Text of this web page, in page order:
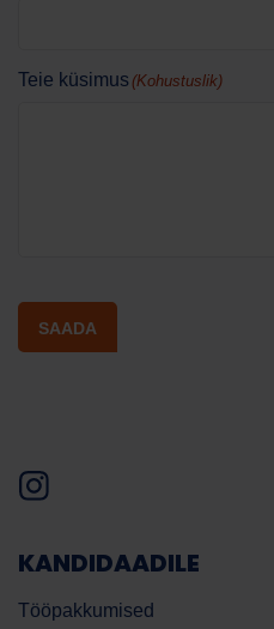
Teie küsimus (Kohustuslik)
SAADA
KANDIDAADILE
Tööpakkumised